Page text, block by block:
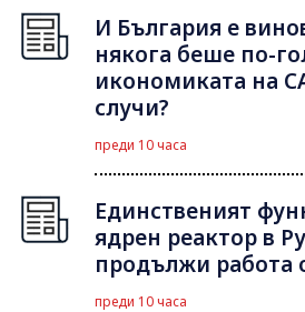
И България е
някога беше по-
икономиката на
случи?
преди 10 часа
Единственият
ядрен реактор в
продължи работа
преди 10 часа